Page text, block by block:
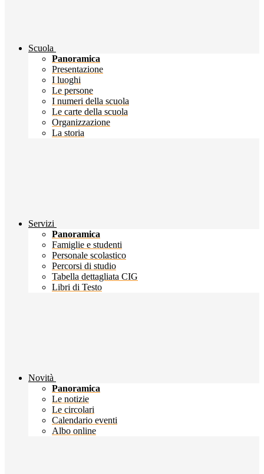
Scuola
Panoramica
Presentazione
I luoghi
Le persone
I numeri della scuola
Le carte della scuola
Organizzazione
La storia
Servizi
Panoramica
Famiglie e studenti
Personale scolastico
Percorsi di studio
Tabella dettagliata CIG
Libri di Testo
Novità
Panoramica
Le notizie
Le circolari
Calendario eventi
Albo online